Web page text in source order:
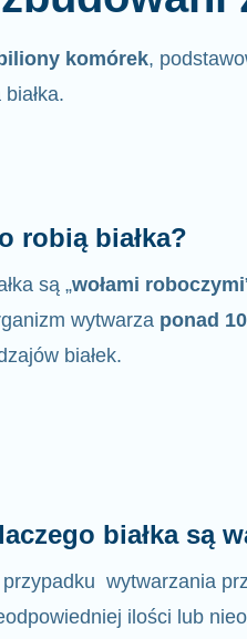
komórek,
robią białka?
są „wołami roboczymi
wytwarza ponad
białek.
białka są
wytwarzania
ilości lub